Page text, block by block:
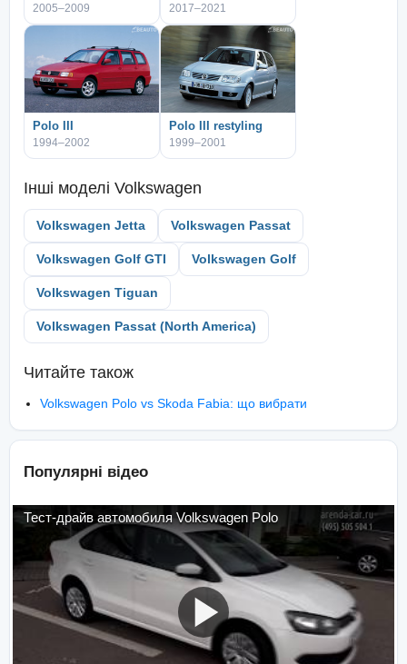
2005–2009 2017–2021
Polo III
1994–2002
Polo III restyling
1999–2001
Інші моделі Volkswagen
Volkswagen Jetta Volkswagen Passat
Volkswagen Golf GTI Volkswagen Golf
Volkswagen Tiguan
Volkswagen Passat (North America)
Читайте також
Volkswagen Polo vs Skoda Fabia: що вибрати
Популярні відео
Тест-драйв автомобиля Volkswagen Polo